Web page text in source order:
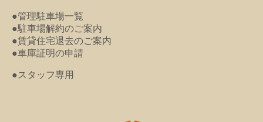
●管理駐車場一覧
●駐車場解約のご案内
●賃貸住宅退去のご案内
●車庫証明の申請
●スタッフ専用